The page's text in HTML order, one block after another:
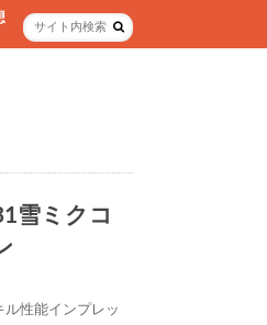
雪ミクコ
ル性能インプレッ